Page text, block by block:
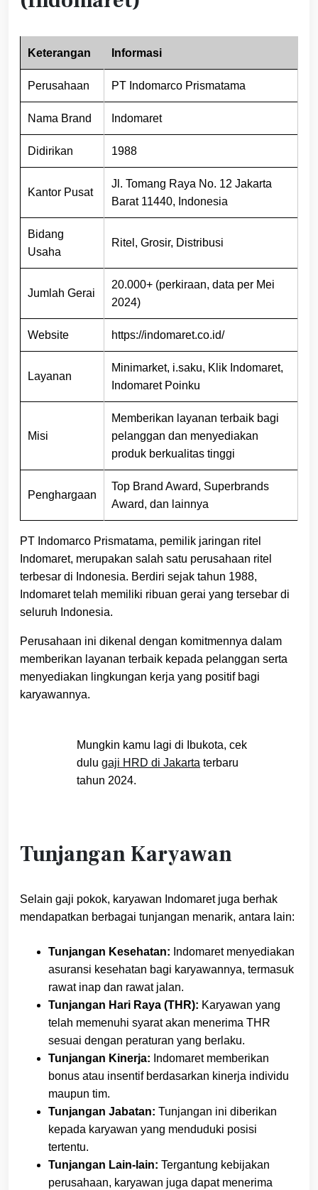
Keterangan Informasi
Perusahaan PT Indomarco Prismatama
Nama Brand Indomaret
Didirikan 1988
Kantor Pusat
Jl. Tomang Raya No. 12 Jakarta
Barat 11440, Indonesia
Bidang
Usaha
Ritel, Grosir, Distribusi
Jumlah Gerai
20.000+ (perkiraan, data per Mei
2024)
Website https://indomaret.co.id/
Layanan
Minimarket, i.saku, Klik Indomaret,
Indomaret Poinku
Misi
Memberikan layanan terbaik bagi
pelanggan dan menyediakan
produk berkualitas tinggi
Penghargaan
Top Brand Award, Superbrands
Award, dan lainnya
PT Indomarco Prismatama, pemilik jaringan ritel
Indomaret, merupakan salah satu perusahaan ritel
terbesar di Indonesia. Berdiri sejak tahun 1988,
Indomaret telah memiliki ribuan gerai yang tersebar di
seluruh Indonesia.
Perusahaan ini dikenal dengan komitmennya dalam
memberikan layanan terbaik kepada pelanggan serta
menyediakan lingkungan kerja yang positif bagi
karyawannya.
Mungkin kamu lagi di Ibukota, cek
dulu gaji HRD di Jakarta terbaru
tahun 2024.
Tunjangan Karyawan
Selain gaji pokok, karyawan Indomaret juga berhak
mendapatkan berbagai tunjangan menarik, antara lain:
Tunjangan Kesehatan: Indomaret menyediakan
asuransi kesehatan bagi karyawannya, termasuk
rawat inap dan rawat jalan.
Tunjangan Hari Raya (THR): Karyawan yang
telah memenuhi syarat akan menerima THR
sesuai dengan peraturan yang berlaku.
Tunjangan Kinerja: Indomaret memberikan
bonus atau insentif berdasarkan kinerja individu
maupun tim.
Tunjangan Jabatan: Tunjangan ini diberikan
kepada karyawan yang menduduki posisi
tertentu.
Tunjangan Lain-lain: Tergantung kebijakan
perusahaan, karyawan juga dapat menerima